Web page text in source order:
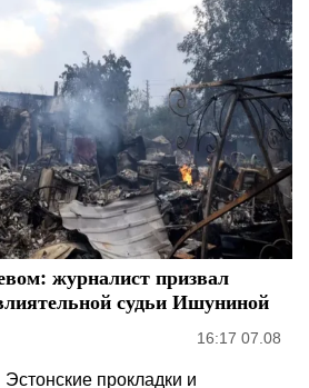
журналист призвал
судьи Ишуниной
16:17 07.08
Эстонские прокладки и